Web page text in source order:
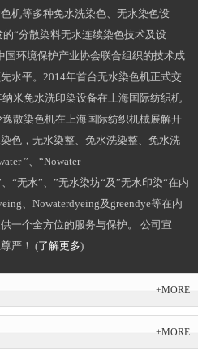
机等多种免水洗染色、无水染色设
“分散染料无水连续染色技术及设
国环境保护产业协会联合组织的技术成
水平。2014年首台无水染色机正式交
米免水洗印染设备在上海国际纺织机
散染色机在上海国际纺织机械展解开
色，无水染整、免水洗染整、免水洗
”、“Nowater
、“无水”、”无水染坊“及”无水印染“在内
、Nowaterdyeing及greendye等在内
一个全方位的服务与保护。 公司宣
严！ (了解更多)
+MORE
+MORE